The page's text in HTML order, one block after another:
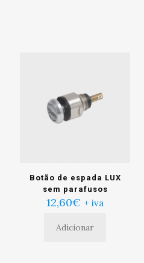
Botão de espada LUX
sem parafusos
12,60€ + iva
Adicionar